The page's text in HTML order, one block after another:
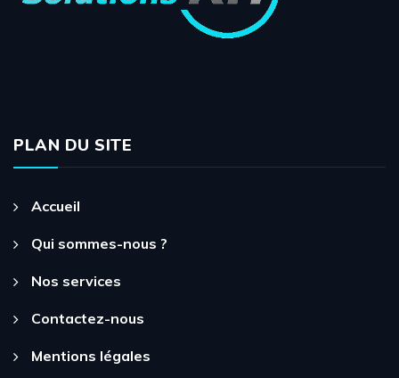
PLAN DU SITE
Accueil
Qui sommes-nous ?
Nos services
Contactez-nous
Mentions légales